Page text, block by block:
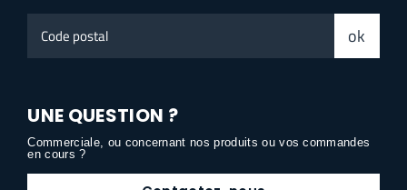
postal
ok
UNE QUESTION ?
Commerciale, ou concernant nos produits ou vos commandes
en cours ?